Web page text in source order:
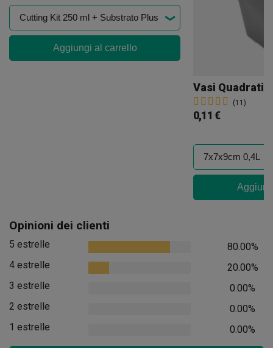
Aggiungi al carrello
Vasi Quadrati
(11)
0,11 €
Opinioni dei clienti
5 estrelle
80.00%
4 estrelle
20.00%
3 estrelle
0.00%
2 estrelle
0.00%
1 estrelle
0.00%